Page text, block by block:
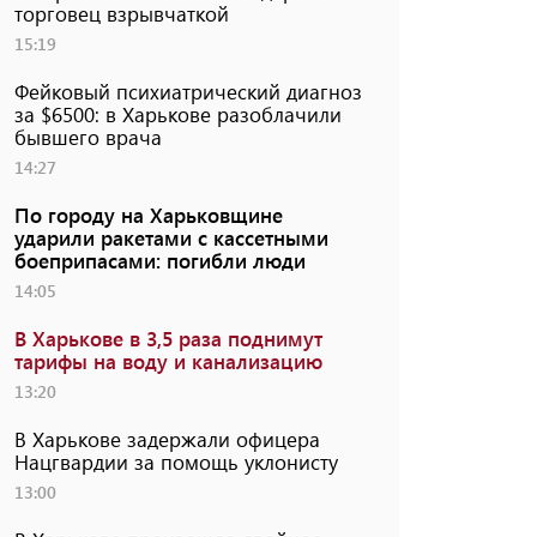
торговец взрывчаткой
15:19
Фейковый психиатрический диагноз
за $6500: в Харькове разоблачили
бывшего врача
14:27
По городу на Харьковщине
ударили ракетами с кассетными
боеприпасами: погибли люди
14:05
В Харькове в 3,5 раза поднимут
тарифы на воду и канализацию
13:20
В Харькове задержали офицера
Нацгвардии за помощь уклонисту
13:00